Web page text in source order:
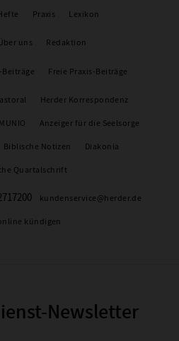
Praxis Lexikon
uns Redaktion
Freie Praxis-Beiträge
Herder Korrespondenz
Anzeiger für die Seelsorge
Biblische Notizen Diakonia
Quartalschrift
kundenservice@herder.de
kündigen
Newsletter